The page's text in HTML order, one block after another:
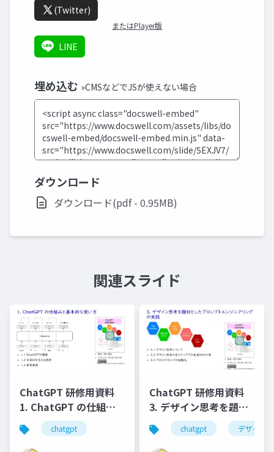
(Twitter)
またはPlayer版
LINE
埋め込む »CMSなどでJSが使えない場合
ダウンロード
ダウンロード(pdf - 0.95MB)
関連スライド
ChatGPT 研修用資料
1. ChatGPT の仕組み
と基本的な使い⽅
chatgpt
ChatGPT 研修用資料
3. デザイン思考を題材
としたプロンプトエン
ジニアリングの実践
chatgpt デザイン